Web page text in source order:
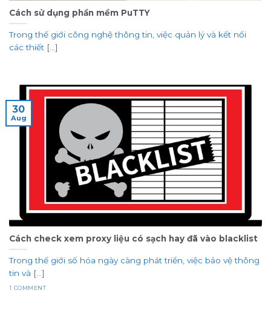
Cách sử dụng phần mềm PuTTY
Trong thế giới công nghệ thông tin, việc quản lý và kết nối
các thiết [...]
Cách check xem proxy liệu có sạch hay đã vào blacklist
Trong thế giới số hóa ngày càng phát triển, việc bảo vệ thông
tin và [...]
1 COMMENT
30
Aug